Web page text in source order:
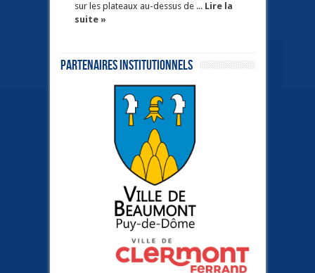
sur les plateaux au-dessus de ... Lire la
suite »
Partenaires institutionnels